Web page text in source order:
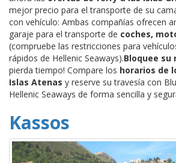
mejor precio para el transporte de su
con vehículo: Ambas compañías ofrecen
garaje para el transporte de coches,
(compruebe las restricciones para
rápidos de Hellenic Seaways).Bloquee su
pierda tiempo! Compare los horarios de
Islas Atenas y reserve su travesía con
Hellenic Seaways de forma sencilla y
Kassos